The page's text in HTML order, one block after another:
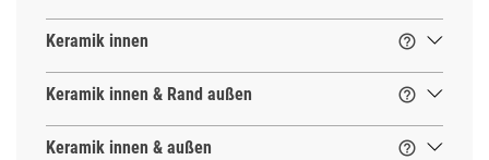

Keramik innen

Keramik innen & Rand außen

Keramik innen & außen